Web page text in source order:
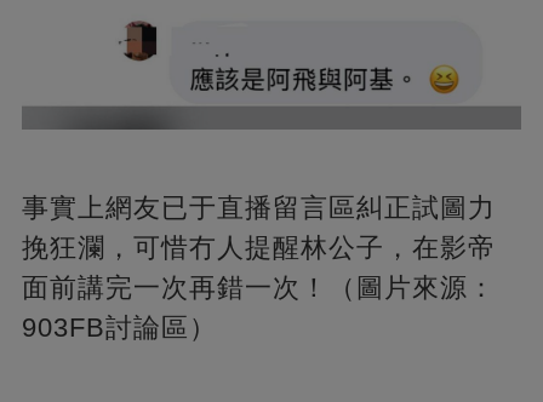
事實上網友已于直播留言區糾正試圖力
挽狂瀾，可惜冇人提醒林公子，在影帝
面前講完一次再錯一次！（圖片來源：
903FB討論區）